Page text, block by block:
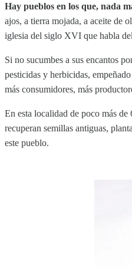
Hay pueblos en los que, nada
ajos, a tierra mojada, a aceite de
iglesia del siglo XVI que habla
Si no sucumbes a sus encantos
pesticidas y herbicidas,
más consumidores, más
En esta localidad de poco más
recuperan semillas antiguas,
este pueblo.